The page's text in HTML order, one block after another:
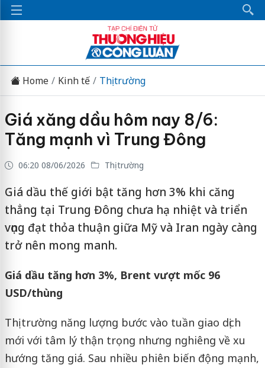
Home Kinh tế Thị trường
Giá xăng dầu hôm nay 8/6:
Tăng mạnh vì Trung Đông
06:20 08/06/2026 Thị trường
Giá dầu thế giới bật tăng hơn 3% khi căng
thẳng tại Trung Đông chưa hạ nhiệt và triển
vọng đạt thỏa thuận giữa Mỹ và Iran ngày càng
trở nên mong manh.
Giá dầu tăng hơn 3%, Brent vượt mốc 96
USD/thùng
Thị trường năng lượng bước vào tuần giao dịch
mới với tâm lý thận trọng nhưng nghiêng về xu
hướng tăng giá. Sau nhiều phiên biến động mạnh,